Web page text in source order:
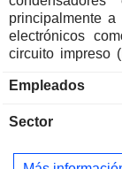
principalmente
electrónicos
circuito impreso
Empleados
Sector